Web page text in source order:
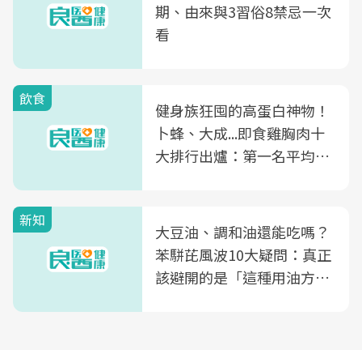
期、由來與3習俗8禁忌一次
看
飲食
健身族狂囤的高蛋白神物！
卜蜂、大成...即食雞胸肉十
大排行出爐：第一名平均一
新知
大豆油、調和油還能吃嗎？
苯駢芘風波10大疑問：真正
該避開的是「這種用油方